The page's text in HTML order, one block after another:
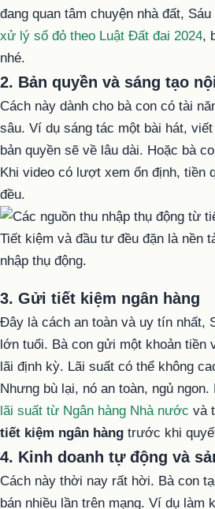
đang quan tâm chuyện nhà đất,
xử lý sổ đỏ theo Luật Đất đai 2024,
nhé.
2. Bản quyền và sáng tạo
Cách này dành cho bà con có tài
sâu. Ví dụ sáng tác một bài hát,
bản quyền sẽ về lâu dài. Hoặc bà
Khi video có lượt xem ổn định, tiền
đều.
Tiết kiệm và đầu tư đều đặn là nền
nhập thụ động.
3. Gửi tiết kiệm ngân hàng
Đây là cách an toàn và uy tín nhất,
lớn tuổi. Bà con gửi một khoản tiền
lãi định kỳ. Lãi suất có thể không
Nhưng bù lại, nó an toàn, ngủ
lãi suất từ Ngân hàng Nhà nước và
tiết kiệm ngân hàng trước khi
4. Kinh doanh tự động và
Cách này thời nay rất hời. Bà con
bán nhiều lần trên mạng. Ví dụ làm